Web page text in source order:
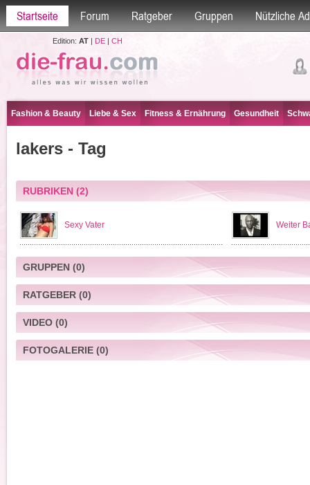
Startseite Forum Ratgeber Gruppen Nützliche
Edition: AT| DE| CH
Fashion & Beauty Liebe & Sex Fitness & Ernährung Gesundheit
lakers - Tag
RUBRIKEN(2)
Sexy Vater Weiter
GRUPPEN(0)
RATGEBER(0)
VIDEO(0)
FOTOGALERIE(0)